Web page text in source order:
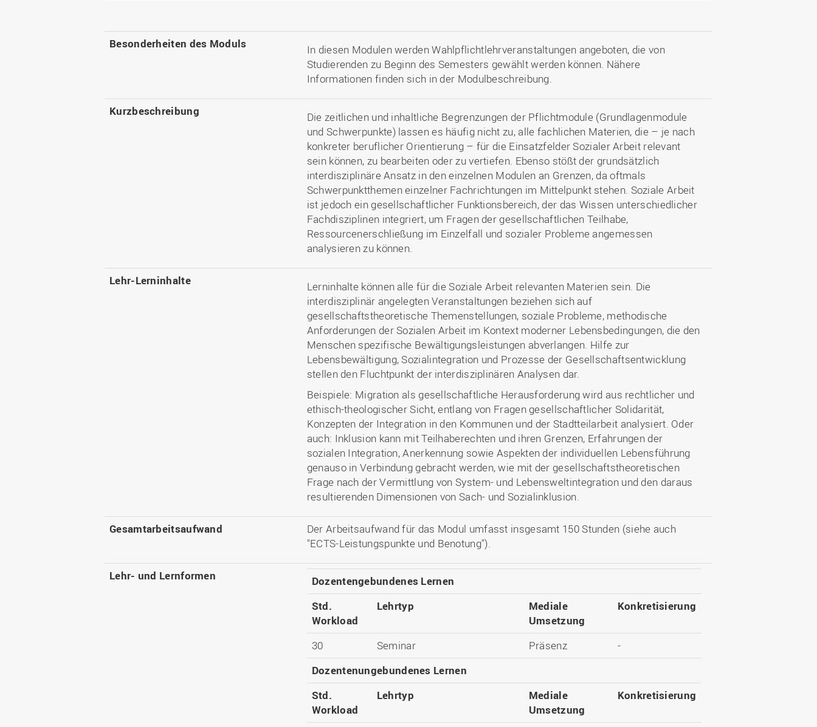
Besonderheiten des Moduls
In diesen Modulen werden Wahlpflichtlehrveranstaltungen angeboten, die von
Studierenden zu Beginn des Semesters gewählt werden können. Nähere
Informationen finden sich in der Modulbeschreibung.
Kurzbeschreibung
Die zeitlichen und inhaltliche Begrenzungen der Pflichtmodule (Grundlagenmodule
und Schwerpunkte) lassen es häufig nicht zu, alle fachlichen Materien, die – je nach
konkreter beruflicher Orientierung – für die Einsatzfelder Sozialer Arbeit relevant
sein können, zu bearbeiten oder zu vertiefen. Ebenso stößt der grundsätzlich
interdisziplinäre Ansatz in den einzelnen Modulen an Grenzen, da oftmals
Schwerpunktthemen einzelner Fachrichtungen im Mittelpunkt stehen. Soziale Arbeit
ist jedoch ein gesellschaftlicher Funktionsbereich, der das Wissen unterschiedlicher
Fachdisziplinen integriert, um Fragen der gesellschaftlichen Teilhabe,
Ressourcenerschließung im Einzelfall und sozialer Probleme angemessen
analysieren zu können.
Lehr-Lerninhalte
Lerninhalte können alle für die Soziale Arbeit relevanten Materien sein. Die
interdisziplinär angelegten Veranstaltungen beziehen sich auf
gesellschaftstheoretische Themenstellungen, soziale Probleme, methodische
Anforderungen der Sozialen Arbeit im Kontext moderner Lebensbedingungen, die den
Menschen spezifische Bewältigungsleistungen abverlangen. Hilfe zur
Lebensbewältigung, Sozialintegration und Prozesse der Gesellschaftsentwicklung
stellen den Fluchtpunkt der interdisziplinären Analysen dar.
Beispiele: Migration als gesellschaftliche Herausforderung wird aus rechtlicher und
ethisch-theologischer Sicht, entlang von Fragen gesellschaftlicher Solidarität,
Konzepten der Integration in den Kommunen und der Stadtteilarbeit analysiert. Oder
auch: Inklusion kann mit Teilhaberechten und ihren Grenzen, Erfahrungen der
sozialen Integration, Anerkennung sowie Aspekten der individuellen Lebensführung
genauso in Verbindung gebracht werden, wie mit der gesellschaftstheoretischen
Frage nach der Vermittlung von System- und Lebensweltintegration und den daraus
resultierenden Dimensionen von Sach- und Sozialinklusion.
Gesamtarbeitsaufwand
Der Arbeitsaufwand für das Modul umfasst insgesamt 150 Stunden (siehe auch
"ECTS-Leistungspunkte und Benotung").
Lehr- und Lernformen
Dozentengebundenes Lernen
Std.
Workload
Lehrtyp
Mediale
Umsetzung
Konkretisierung
30 Seminar Präsenz
-
Dozentenungebundenes Lernen
Std.
Workload
Lehrtyp
Mediale
Umsetzung
Konkretisierung